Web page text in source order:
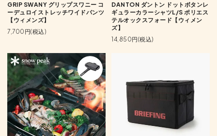
GRIP SWANY グリップスワニー コ
ーデュロイストレッチワイドパンツ
【ウィメンズ】
7,700円(税込)
DANTON ダントン ドットボタンレ
ギュラーカラーシャツL/S ポリエス
テルオックスフォード【ウィメン
ズ】
14,850円(税込)